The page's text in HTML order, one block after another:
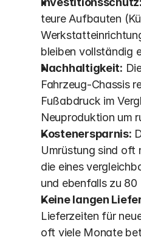
teure Aufbauten
bleiben vollständig
Nachhaltigkeit:
Fahrzeug-Chassis
Fußabdruck im
Neuproduktion um
Kostenersparnis:
Umrüstung sind oft
die eines
und ebenfalls zu
Keine langen
Lieferzeiten für
oft viele Monate